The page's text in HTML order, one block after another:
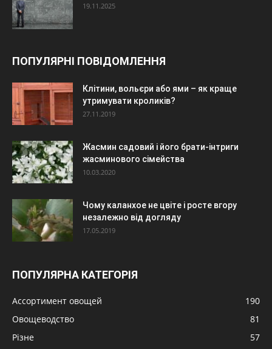
19.11.2025
ПОПУЛЯРНІ ПОВІДОМЛЕННЯ
Клітини, вольєри або ями – як краще
утримувати кроликів?
27.11.2019
Жасмин садовий і його брати-інтриги
жасминового сімейства
10.03.2020
Чому каланхое не цвіте і росте вгору
незалежно від догляду
17.05.2019
ПОПУЛЯРНА КАТЕГОРІЯ
Ассортимент овощей
190
Овощеводство
81
Різне
57